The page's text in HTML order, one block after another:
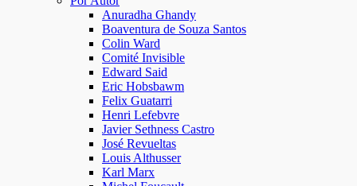
Anuradha Ghandy
Boaventura de Souza Santos
Colin Ward
Comité Invisible
Edward Said
Eric Hobsbawm
Felix Guatarri
Henri Lefebvre
Javier Sethness Castro
José Revueltas
Louis Althusser
Karl Marx